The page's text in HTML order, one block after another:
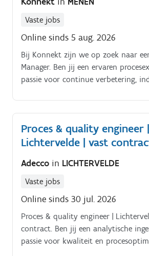
Vaste jobs
Online sinds 5 aug. 2026
Bij Konnekt zijn we op zoek naar
Manager. Ben jij een ervaren
passie voor continue verbetering,
Proces & quality engineer |
Lichtervelde | vast
Adecco in LICHTERVELDE
Vaste jobs
Online sinds 30 jul. 2026
Proces & quality engineer |
contract. Ben jij een analytische
passie voor kwaliteit en